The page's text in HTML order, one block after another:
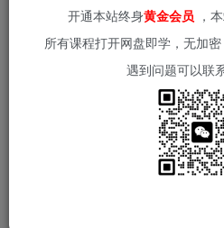
开通本站终身黄金会员 ，
所有课程打开网盘即学，无加
遇到问题可以联